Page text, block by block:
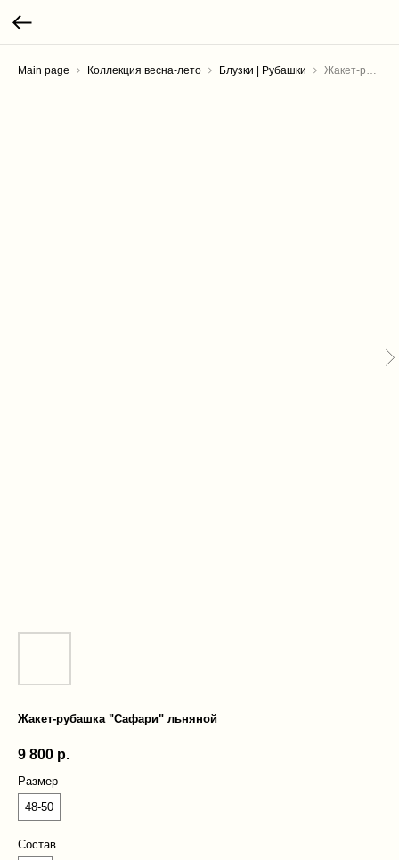
Main page Коллекция весна-лето Блузки | Рубашки Жакет-рубашка "Сафари" льняной
Жакет-рубашка "Сафари" льняной
9 800 р.
Размер
48-50
Состав